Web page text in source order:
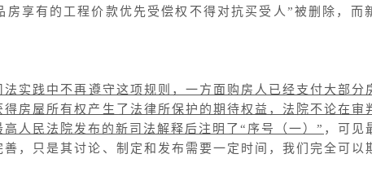
享有的工程价款优先受偿权不得对抗买受人”被删除，而
实践中不再遵守这项规则，一方面购房人已经支付大部分
房屋所有权产生了法律所保护的期待权益，法院不论在审
人民法院发布的新司法解释后注明了“序号（一）” ，可见
，只是其讨论、制定和发布需要一定时间，我们完全可以